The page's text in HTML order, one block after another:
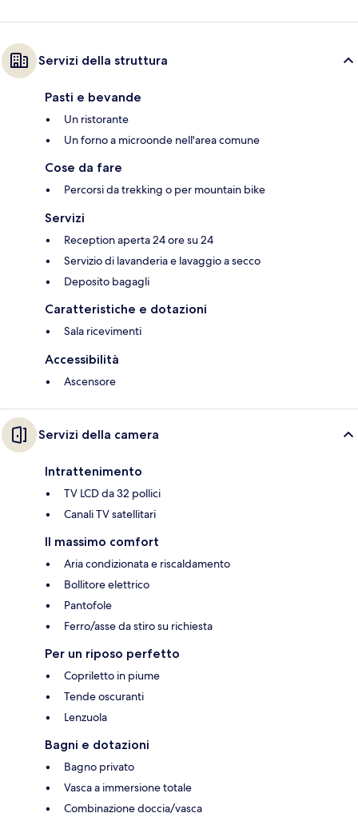
Servizi della struttura
Pasti e bevande
Un ristorante
Un forno a microonde nell'area comune
Cose da fare
Percorsi da trekking o per mountain bike
Servizi
Reception aperta 24 ore su 24
Servizio di lavanderia e lavaggio a secco
Deposito bagagli
Caratteristiche e dotazioni
Sala ricevimenti
Accessibilità
Ascensore
Servizi della camera
Intrattenimento
TV LCD da 32 pollici
Canali TV satellitari
Il massimo comfort
Aria condizionata e riscaldamento
Bollitore elettrico
Pantofole
Ferro/asse da stiro su richiesta
Per un riposo perfetto
Copriletto in piume
Tende oscuranti
Lenzuola
Bagni e dotazioni
Bagno privato
Vasca a immersione totale
Combinazione doccia/vasca